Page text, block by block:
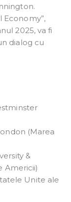
Economy”,
2025, va fi
dialog cu
(Marea
&
Americii)
Unite ale